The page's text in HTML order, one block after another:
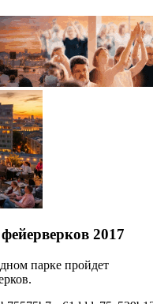
2017
парке пройдет